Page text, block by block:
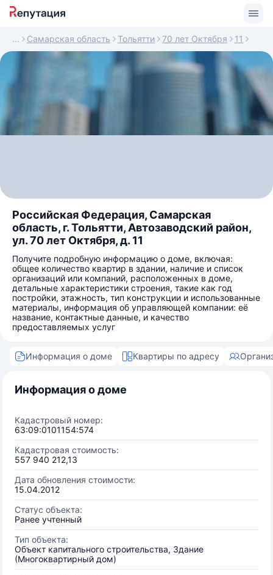
Самарская область Тольятти 70 лет Октября 11
Российская Федерация, Самарская
область, г. Тольятти, Автозаводский район,
ул. 70 лет Октября, д. 11
Получите подробную информацию о доме, включая:
общее количество квартир в здании, наличие и список
организаций или компаний, расположенных в доме,
детальные характеристики строения, такие как год
постройки, этажность, тип конструкции и использованные
материалы, информация об управляющей компании: её
название, контактные данные, и качество
предоставляемых услуг
Информация о доме Квартиры по адресу
Информация о доме
Кадастровый номер:
63:09:0101154:574
Кадастровая стоимость:
557 940 212,13
Дата обновления стоимости:
15.04.2012
Статус объекта:
Ранее учтенный
Тип объекта:
Объект капитального строительства, Здание
(Многоквартирный дом)